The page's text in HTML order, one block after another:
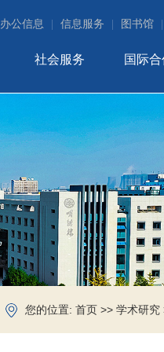
办公信息 信息服务 图书馆
社会服务 国际
您的位置: 首页 >> 学术研究